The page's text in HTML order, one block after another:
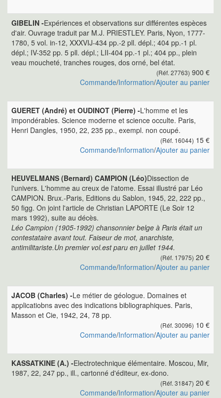
GIBELIN -Expériences et observations sur différentes espèces
d'air. Ouvrage traduit par M.J. PRIESTLEY. Paris, Nyon, 1777-
1780, 5 vol. in-12, XXXVIJ-434 pp.-2 pll. dépl.; 404 pp.-1 pl.
dépl.; IV-352 pp. 5 pll. dépl.; LII-404 pp.-1 pl.; 404 pp., plein
veau moucheté, tranches rouges, dos orné, bel état.
(Réf. 27763) 900 €
Commande/Information/Ajouter au panier
GUERET (André) et OUDINOT (Pierre) -L'homme et les
impondérables. Science moderne et science occulte. Paris,
Henri Dangles, 1950, 22, 235 pp., exempl. non coupé.
(Réf. 16044) 15 €
Commande/Information/Ajouter au panier
HEUVELMANS (Bernard) CAMPION (Léo)Dissection de
l'univers. L'homme au creux de l'atome. Essai illustré par Léo
CAMPION. Brux.-Paris, Editions du Sablon, 1945, 22, 222 pp.,
50 figg. On joint l'article de Christian LAPORTE (Le Soir 12
mars 1992), suite au décès.
Léo Campion (1905-1992) chansonnier belge à Paris était un
contestataire avant tout. Faiseur de mot, anarchiste,
antimilitariste.Un premier vol.est paru en juillet 1944.
(Réf. 17975) 20 €
Commande/Information/Ajouter au panier
JACOB (Charles) -Le métier de géologue. Domaines et
applicatiobns avec des indications bibliographiques. Paris,
Masson et Cie, 1942, 24, 78 pp.
(Réf. 30096) 10 €
Commande/Information/Ajouter au panier
KASSATKINE (A.) -Electrotechnique élémentaire. Moscou, Mir,
1987, 22, 247 pp., ill., cartonné d'éditeur, ex-dono.
(Réf. 31847) 20 €
Commande/Information/Ajouter au panier